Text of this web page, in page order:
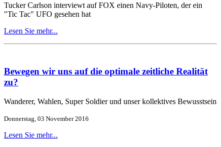
Tucker Carlson interviewt auf FOX einen Navy-Piloten, der ein
"Tic Tac" UFO gesehen hat
Lesen Sie mehr...
Bewegen wir uns auf die optimale zeitliche Realität
zu?
Wanderer, Wahlen, Super Soldier und unser kollektives Bewusstsein
Donnerstag, 03 November 2016
Lesen Sie mehr...